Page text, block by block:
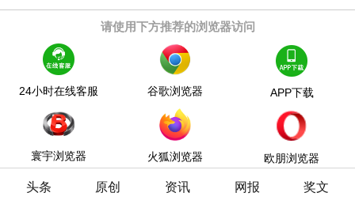
请使用下方推荐的浏览器访问
24小时在线客服 谷歌浏览器 APP下载
寰宇浏览器 火狐浏览器 欧朋浏览器
头条 原创 资讯 网报
奖文